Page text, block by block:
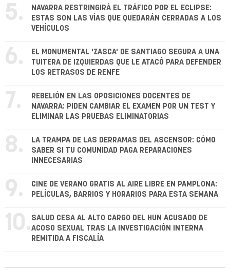
5.
NAVARRA RESTRINGIRÁ EL TRÁFICO POR EL ECLIPSE:
ESTAS SON LAS VÍAS QUE QUEDARÁN CERRADAS A LOS
VEHÍCULOS
6.
EL MONUMENTAL 'ZASCA' DE SANTIAGO SEGURA A UNA
TUITERA DE IZQUIERDAS QUE LE ATACÓ PARA DEFENDER
LOS RETRASOS DE RENFE
7.
REBELIÓN EN LAS OPOSICIONES DOCENTES DE
NAVARRA: PIDEN CAMBIAR EL EXAMEN POR UN TEST Y
ELIMINAR LAS PRUEBAS ELIMINATORIAS
8.
LA TRAMPA DE LAS DERRAMAS DEL ASCENSOR: CÓMO
SABER SI TU COMUNIDAD PAGA REPARACIONES
INNECESARIAS
9.
CINE DE VERANO GRATIS AL AIRE LIBRE EN PAMPLONA:
PELÍCULAS, BARRIOS Y HORARIOS PARA ESTA SEMANA
10. SALUD CESA AL ALTO CARGO DEL HUN ACUSADO DE
ACOSO SEXUAL TRAS LA INVESTIGACIÓN INTERNA
REMITIDA A FISCALÍA